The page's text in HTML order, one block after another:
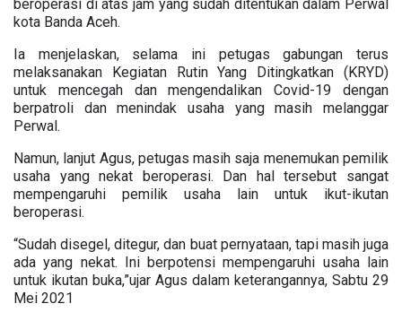
beroperasi di atas jam yang sudah ditentukan dalam Perwal
kota Banda Aceh.
Ia menjelaskan, selama ini petugas gabungan terus
melaksanakan Kegiatan Rutin Yang Ditingkatkan (KRYD)
untuk mencegah dan mengendalikan Covid-19 dengan
berpatroli dan menindak usaha yang masih melanggar
Perwal.
Namun, lanjut Agus, petugas masih saja menemukan pemilik
usaha yang nekat beroperasi. Dan hal tersebut sangat
mempengaruhi pemilik usaha lain untuk ikut-ikutan
beroperasi.
“Sudah disegel, ditegur, dan buat pernyataan, tapi masih juga
ada yang nekat. Ini berpotensi mempengaruhi usaha lain
untuk ikutan buka,”ujar Agus dalam keterangannya, Sabtu 29
Mei 2021